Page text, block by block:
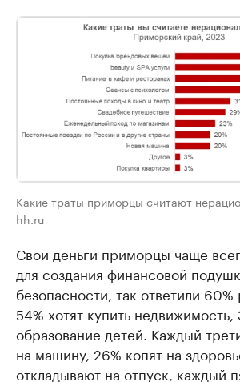
Какие траты приморцы считают
hh.ru
Свои деньги приморцы чаще
для создания финансовой
безопасности, так ответили 60%
54% хотят купить недвижимость,
образование детей. Каждый
на машину, 26% копят на
откладывают на отпуск, каждый